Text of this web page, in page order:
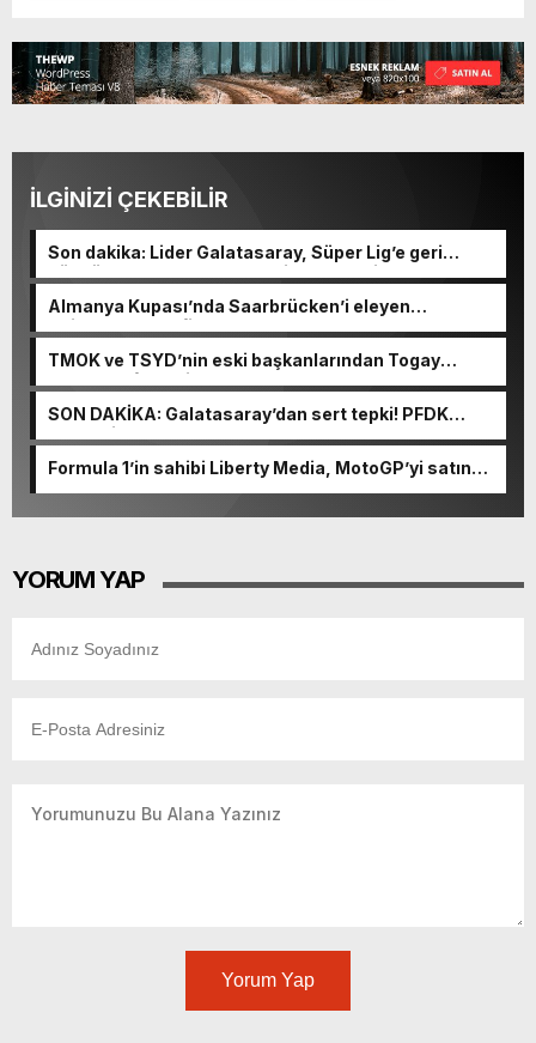
İLGİNİZİ ÇEKEBİLİR
Son dakika: Lider Galatasaray, Süper Lig’e geri
döndü! Hatayspor maçında ilk gol geldi
Almanya Kupası’nda Saarbrücken’i eleyen
Kaiserslautern finale kaldı
TMOK ve TSYD’nin eski başkanlarından Togay
Bayatlı vefat etti
SON DAKİKA: Galatasaray’dan sert tepki! PFDK
sevkleri sonrası…
Formula 1’in sahibi Liberty Media, MotoGP’yi satın
YORUM YAP
Yorum Yap